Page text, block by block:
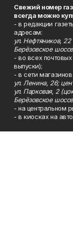
Свежий номер
всегда можно
- в редакции
адресам:
ул. Нефтяников,
Берёзовское
- во всех
выпуски);
- в сети
ул. Ленина, 26;
ул. Парковая, 2
Берёзовское
- на центральном
- в киосках на